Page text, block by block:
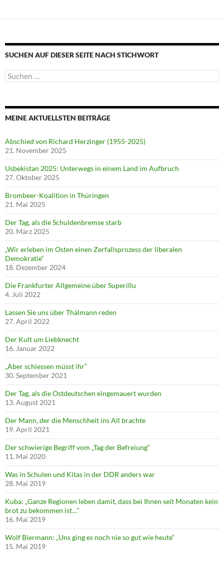
SUCHEN AUF DIESER SEITE NACH STICHWORT
Suche
nach:
MEINE AKTUELLSTEN BEITRÄGE
Abschied von Richard Herzinger (1955-2025)
21. November 2025
Usbekistan 2025: Unterwegs in einem Land im Aufbruch
27. Oktober 2025
Brombeer-Koalition in Thüringen
21. Mai 2025
Der Tag, als die Schuldenbremse starb
20. März 2025
„Wir erleben im Osten einen Zerfallsprozess der liberalen
Demokratie“
18. Dezember 2024
Die Frankfurter Allgemeine über Superillu
4. Juli 2022
Lassen Sie uns über Thälmann reden
27. April 2022
Der Kult um Liebknecht
16. Januar 2022
„Aber schiessen müsst ihr“
30. September 2021
Der Tag, als die Ostdeutschen eingemauert wurden
13. August 2021
Der Mann, der die Menschheit ins All brachte
19. April 2021
Der schwierige Begriff vom „Tag der Befreiung“
11. Mai 2020
Was in Schulen und Kitas in der DDR anders war
28. Mai 2019
Kuba: „Ganze Regionen leben damit, dass bei Ihnen seit Monaten kein
brot zu bekommen ist…“
16. Mai 2019
Wolf Biermann: „Uns ging es noch nie so gut wie heute“
15. Mai 2019